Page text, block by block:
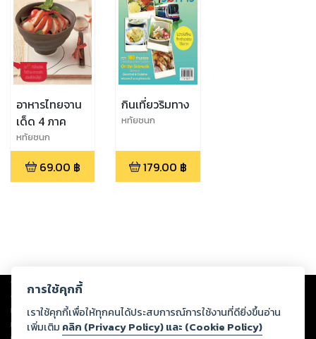
อาหารไทยจาน
เด็ด 4 ภาค
หทัยชนก
จรณะ,Gourmet &
Cuisine69.00 ฿
กินเที่ยวริมทาง
หทัยชนก
Cuisine
179.00 ฿
Copyright © 2026
ต่อผลงานหรือเนื้อหาใดที่อัปโหลดผ่านเว็บไซต์และปรากฏว่าละเมิดสิทธิใน
ทรัพย์สินทางปัญญาของบุคคลอื่นหรือขัดต่อกฎหมายและศีลธรรม ดังนั้น ผู้อ่าน
ทุกท่านโปรดใช้วิจารณญาณในการกลั่นกรองด้วยตนเอง และหากท่านพบว่าส่วน
การใช้คุกกี้
เราใช้คุกกี้เพื่อให้ทุกคนได้ประสบการณ์การใช้งานที่ดียิ่งขึ้นอ่าน
เพิ่มเติม คลิก (Privacy Policy) และ (Cookie Policy)